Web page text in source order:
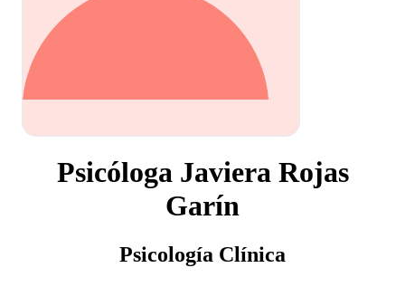
Psicóloga Javiera Rojas
Garín
Psicología Clínica